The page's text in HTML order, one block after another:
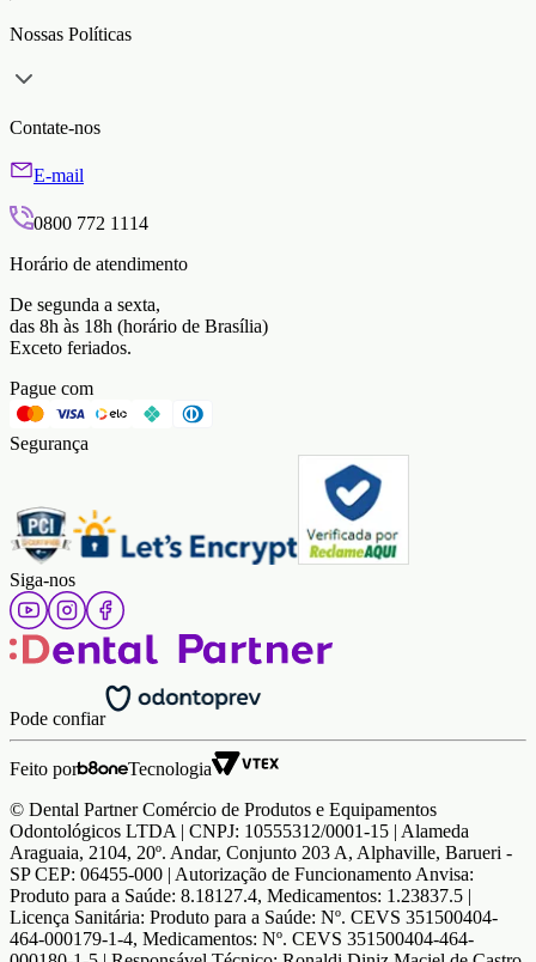
Nossas Políticas
Contate-nos
E-mail
0800 772 1114
Horário de atendimento
De segunda a sexta,
das 8h às 18h (horário de Brasília)
Exceto feriados.
Pague com
Segurança
Siga-nos
Pode confiar
Feito por
Tecnologia
© Dental Partner Comércio de Produtos e Equipamentos
Odontológicos LTDA | CNPJ: 10555312/0001-15 | Alameda
Araguaia, 2104, 20º. Andar, Conjunto 203 A, Alphaville, Barueri -
SP CEP: 06455-000 | Autorização de Funcionamento Anvisa:
Produto para a Saúde: 8.18127.4, Medicamentos: 1.23837.5 |
Licença Sanitária: Produto para a Saúde: Nº. CEVS 351500404-
464-000179-1-4, Medicamentos: Nº. CEVS 351500404-464-